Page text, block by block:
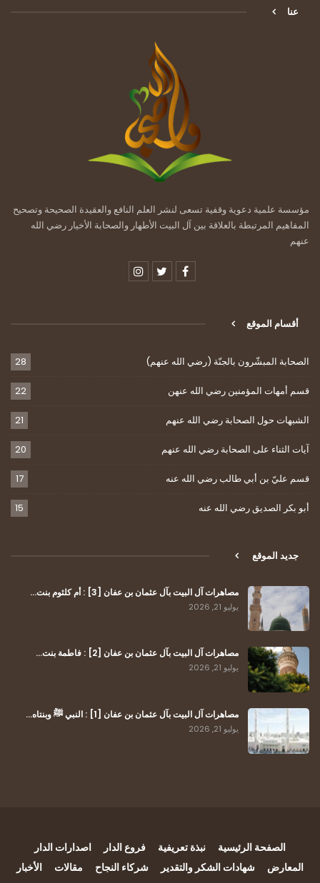
عنا
مؤسسة علمية دعوية وقفية تسعى لنشر العلم النافع والعقيدة الصحيحة وتصحيح
المفاهيم المرتبطة بالعلاقة بين آل البيت الأطهار والصحابة الأخيار رضي الله
عنهم
أقسام الموقع
الصحابة المبشّرون بالجنّة (رضي الله عنهم) 28
قسم أمهات المؤمنين رضي الله عنهن 22
الشبهات حول الصحابة رضي الله عنهم 21
آيات الثناء على الصحابة رضي الله عنهم 20
قسم عليّ بن أبي طالب رضي الله عنه 17
أبو بكر الصديق رضي الله عنه 15
جديد الموقع
مصاهرات آل البيت بآل عثمان بن عفان [3] : أم كلثوم بنت…
يوليو 21, 2026
مصاهرات آل البيت بآل عثمان بن عفان [2] : فاطمة بنت…
يوليو 21, 2026
مصاهرات آل البيت بآل عثمان بن عفان [1] : النبي ﷺ وبنتاه…
يوليو 21, 2026
الصفحة الرئيسية نبذة تعريفية فروع الدار
اصدارات الدار
المعارض
شهادات الشكر والتقدير شركاء النجاح مقالات الأخبار